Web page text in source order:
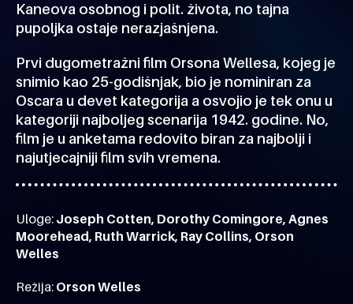
Kaneova osobnog i polit. života, no tajna
pupoljka ostaje nerazjašnjena.
Prvi dugometražni film Orsona Wellesa, kojeg je
snimio kao 25-godišnjak, bio je nominiran za
Oscara u devet kategorija a osvojio je tek onu u
kategoriji najboljeg scenarija 1942. godine. No,
film je u anketama redovito biran za najbolji i
najutjecajniji film svih vremena.
Uloge: Joseph Cotten, Dorothy Comingore, Agnes
Moorehead, Ruth Warrick, Ray Collins, Orson
Welles
Režija: Orson Welles